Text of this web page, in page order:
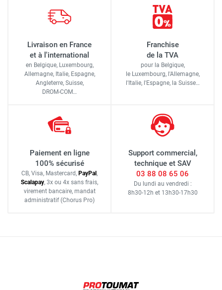
Livraison en France
et à l'international
en Belgique, Luxembourg,
Allemagne, Italie, Espagne,
Angleterre, Suisse,
DROM-COM…
Franchise
de la TVA
pour la Belgique,
le Luxembourg, l'Allemagne,
l'Italie, l'Espagne, la Suisse…
Paiement en ligne
100% sécurisé
CB, Visa, Mastercard, PayPal,
Scalapay, 3x ou 4x sans frais,
virement bancaire, mandat
administratif (Chorus Pro)
Support commercial,
technique et SAV
03 88 08 65 06
Du lundi au vendredi :
8h30-12h et 13h30-17h30